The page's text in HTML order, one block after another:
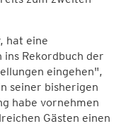
hat eine
Rekordbuch der
eingehen",
seiner bisherigen
habe vornehmen
Gästen einen